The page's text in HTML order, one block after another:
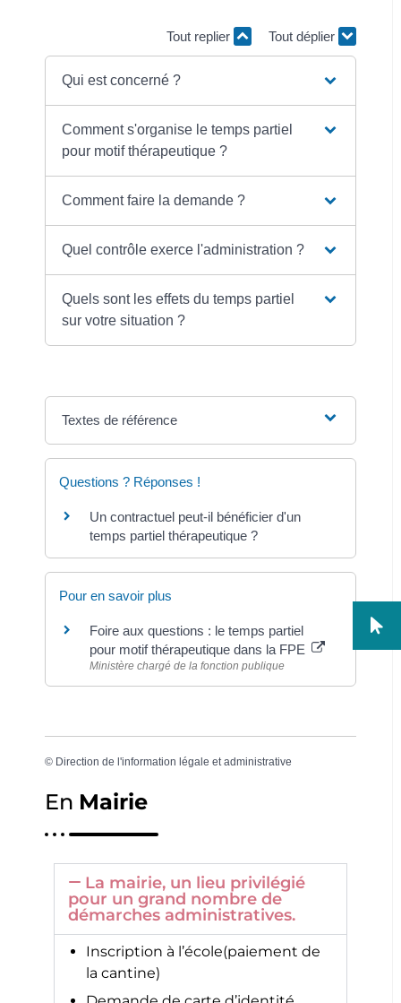
Tout replier Tout déplier
Qui est concerné ?
Comment s'organise le temps partiel
pour motif thérapeutique ?
Comment faire la demande ?
Quel contrôle exerce l'administration ?
Quels sont les effets du temps partiel
sur votre situation ?
Textes de référence
Questions ? Réponses !
Un contractuel peut-il bénéficier d'un
temps partiel thérapeutique ?
Pour en savoir plus
Foire aux questions : le temps partiel
pour motif thérapeutique dans la FPE
Ministère chargé de la fonction publique
© Direction de l'information légale et administrative
En Mairie
La mairie, un lieu privilégié
pour un grand nombre de
démarches administratives.
Inscription à l’école(paiement de
la cantine)